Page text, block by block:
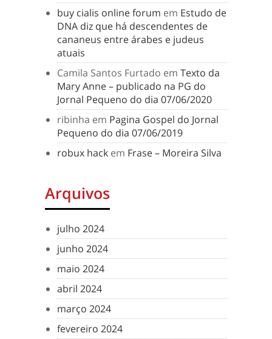
buy cialis online forum em Estudo de
DNA diz que há descendentes de
cananeus entre árabes e judeus
atuais
Camila Santos Furtado em Texto da
Mary Anne – publicado na PG do
Jornal Pequeno do dia 07/06/2020
ribinha em Pagina Gospel do Jornal
Pequeno do dia 07/06/2019
robux hack em Frase – Moreira Silva
Arquivos
julho 2024
junho 2024
maio 2024
abril 2024
março 2024
fevereiro 2024